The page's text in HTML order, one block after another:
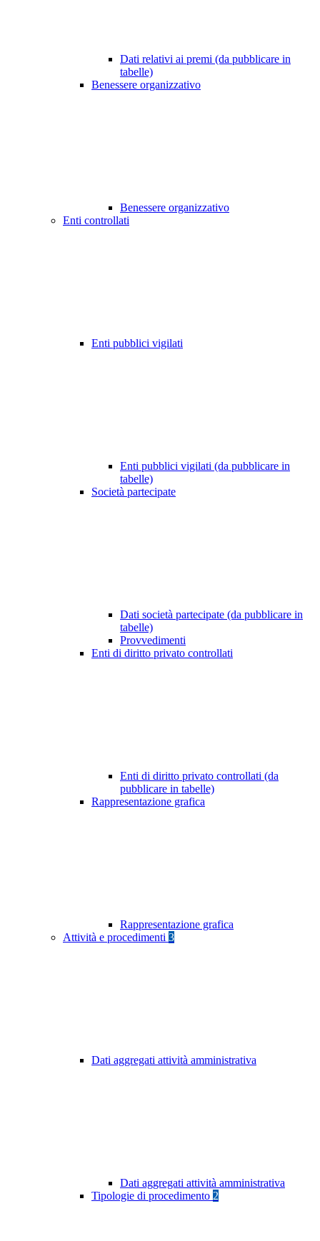
Dati relativi ai premi (da pubblicare in
tabelle)
Benessere organizzativo
Benessere organizzativo
Enti controllati
Enti pubblici vigilati
Enti pubblici vigilati (da pubblicare in
tabelle)
Società partecipate
Dati società partecipate (da pubblicare in
tabelle)
Provvedimenti
Enti di diritto privato controllati
Enti di diritto privato controllati (da
pubblicare in tabelle)
Rappresentazione grafica
Rappresentazione grafica
Attività e procedimenti 3
Dati aggregati attività amministrativa
Dati aggregati attività amministrativa
Tipologie di procedimento 2